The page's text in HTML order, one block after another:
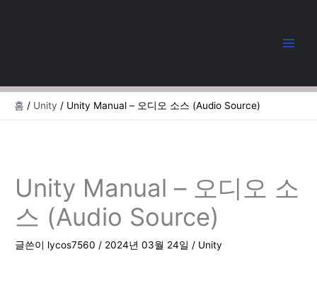
너
홈 Unity Unity Manual – 오디오 소스 (Audio Source)
Unity Manual – 오디오 소
스 (Audio Source)
글쓴이 lycos7560/ 2024년 03월 24일/ Unity